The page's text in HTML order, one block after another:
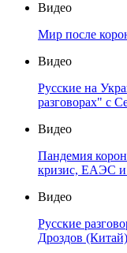
Видео
Мир после
Видео
Русские на
разговорах" с
Видео
Пандемия
кризис, ЕАЭС и
Видео
Русские
Дроздов (Китай)